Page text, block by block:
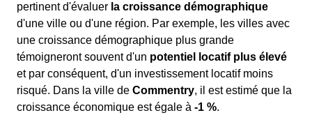
pertinent d'évaluer la croissance démographique
d'une ville ou d'une région. Par exemple, les villes avec
une croissance démographique plus grande
témoigneront souvent d'un potentiel locatif plus élevé
et par conséquent, d'un investissement locatif moins
risqué. Dans la ville de Commentry, il est estimé que la
croissance économique est égale à -1 %.